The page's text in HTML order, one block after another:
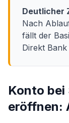
Deutlicher
Nach
fällt der
Direkt
Konto bei
eröffnen: